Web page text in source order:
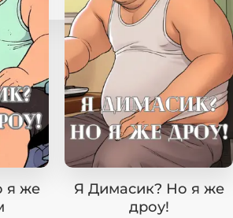
я же
Я Димасик? Но я же
дроу!